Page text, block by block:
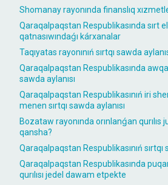
Shomanay rayonında finanslıq
Qaraqalpaqstan Respublikasında sırt
qatnasıwındaǵı kárxanalar
Taqıyatas rayonınıń sırtqı sawda
Qaraqalpaqstan Respublikasında
sawda aylanısı
Qaraqalpaqstan Respublikasınıń iri
menen sırtqı sawda aylanısı
Bozataw rayonında orınlanǵan qurılıs
qansha?
Qaraqalpaqstan Respublikasınıń sırtqı
Qaraqalpaqstan Respublikasında
qurılısı jedel dawam etpekte